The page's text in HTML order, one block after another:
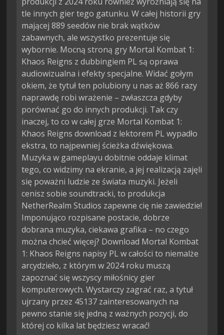
tle innych gier tego gatunku. W całej historii gry
mającej 889 seedów nie brak wątków
zabawnych, ale wszystko prezentuje się
wybornie. Mocną stroną gry Mortal Kombat 1:
Khaos Reigns z dubbingiem PL są oprawa
audiowizualna i efekty specjalne. Widać gołym
okiem, że tytuł ten polubiony u nas aż 866 razy
naprawdę robi wrażenie – zwłaszcza gdyby
porównać go do innych produkcji. Tak czy
inaczej, to co w całej grze Mortal Kombat 1:
Khaos Reigns download z lektorem PL wypadło
ekstra, to najpewniej ścieżka dźwiękowa.
Muzyka w gameplayu dobitnie oddaje klimat
tego, co widzimy na ekranie, a jej realizacją zajęli
się poważni ludzie ze świata muzyki. Jeżeli
cenisz sobie soundtracki, to produkcja
NetherRealm Studios zapewne cię nie zawiedzie!
Imponująco rozpisane postacie, dobrze
dobrana muzyka, ciekawa grafika – no czego
można chcieć więcej? Download Mortal Kombat
1: Khaos Reigns napisy PL w całości to niemalże
arcydzieło, z którym w 2024 roku muszą
zapoznać się wszyscy miłośnicy gier
komputerowych. Wystarczy zagrać raz, a tytuł
ujrzany przez 45137 zainteresowanych na
pewno stanie się jedną z ważnych pozycji, do
której co kilka lat będziesz wracać!